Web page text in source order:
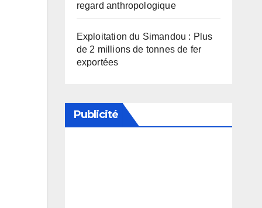
regard anthropologique
Exploitation du Simandou : Plus
de 2 millions de tonnes de fer
exportées
Publicité